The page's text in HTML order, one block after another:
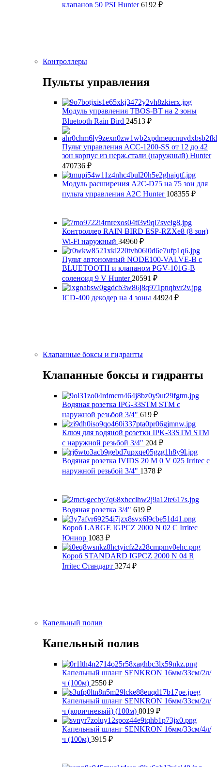
клапанов 50 PSI Hunter6192 ₽
Контроллеры
Пульты управления
Модуль управления TBOS-BT на 2 зоны
Bluetooth Rain Bird 24513 ₽
Пульт управления ACC-1200-SS от 12 до 42
зон корпус из нерж.стали (наружный) Hunter
470736 ₽
Модуль расширения A2C-D75 на 75 зон для
пульта управления А2С Hunter 108355 ₽
Контроллер RAIN BIRD ESP-RZXe8 (8 зон)
Wi-Fi наружный 34960 ₽
Пульт автономный NODE100-VALVE-B с
BLUETOOTH и клапаном PGV-101G-B
соленоид 9 V Hunter20591 ₽
ICD-400 декодер на 4 зоны 44924 ₽
Клапанные боксы и гидранты
Клапанные боксы и гидранты
Водяная розетка IPG-33STM STM с
наружной резьбой 3/4" 619 ₽
Ключ для водяной розетки IPK-33STM STM
с наружной резьбой 3/4" 204 ₽
Водяная розетка IVIDS 20 M 0 V 025 Irritec с
наружной резьбой 3/4" 1378 ₽
Водяная розетка 3/4" 619 ₽
Короб LARGE IGPCZ 2000 N 02 C Irritec
Юниор 1083 ₽
Короб STANDARD IGPCZ 2000 N 04 R
Irritec Стандарт 3274 ₽
Капельный полив
Капельный полив
Капельный шланг SENKRON 16мм/33см/2л/
ч (100м) 2550 ₽
Капельный шланг SENKRON 16мм/33см/2л/
ч (коричневый) (100м) 8019 ₽
Капельный шланг SENKRON 16мм/33см/4л/
ч (100м) 3915 ₽